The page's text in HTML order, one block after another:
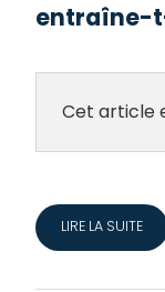
entraîne-
Cet article
LIRE LA SUITE